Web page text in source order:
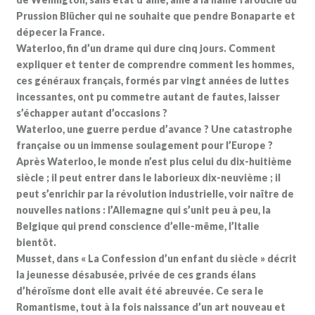
Prussion Blücher qui ne souhaite que pendre Bonaparte et
dépecer la France.
Waterloo, fin d’un drame qui dure cinq jours. Comment
expliquer et tenter de comprendre comment les hommes,
ces généraux français, formés par vingt années de luttes
incessantes, ont pu commetre autant de fautes, laisser
s’échapper autant d’occasions ?
Waterloo, une guerre perdue d’avance ? Une catastrophe
française ou un immense soulagement pour l’Europe ?
Après Waterloo, le monde n’est plus celui du dix-huitième
siècle ; il peut entrer dans le laborieux dix-neuvième ; il
peut s’enrichir par la révolution industrielle, voir naître de
nouvelles nations : l’Allemagne qui s’unit peu à peu, la
Belgique qui prend conscience d’elle-même, l’Italie
bientôt.
Musset, dans « La Confession d’un enfant du siècle » décrit
la jeunesse désabusée, privée de ces grands élans
d’héroïsme dont elle avait été abreuvée. Ce sera le
Romantisme, tout à la fois naissance d’un art nouveau et